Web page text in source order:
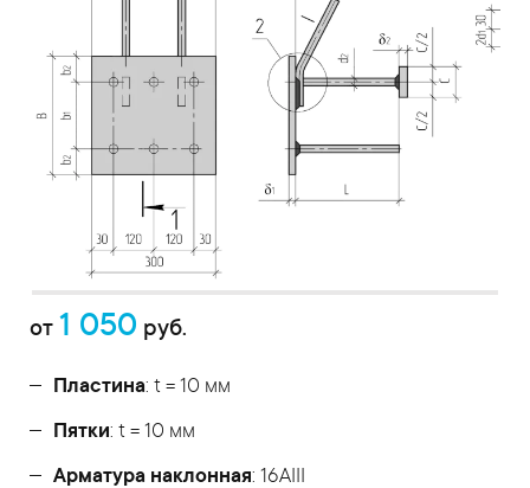
от 1 050 руб.
Пластина: t = 10 мм
Пятки: t = 10 мм
Арматура наклонная: 16AIII